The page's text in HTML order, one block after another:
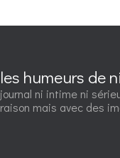
les humeurs de
journal ni intime ni
raison mais avec des